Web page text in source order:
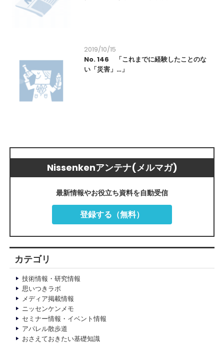
2019/10/15
No. 146 「これまでに経験したことのな
い「災害」…」
Nissenkenアンテナ(メルマガ)
最新情報やお役立ち資料を自動受信
登録する（無料）
カテゴリ
技術情報・研究情報
思いつきラボ
メディア掲載情報
ニッセンケンメモ
セミナー情報・イベント情報
アパレル散歩道
おさえておきたい基礎知識